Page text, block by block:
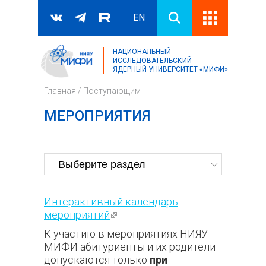
Форма поиска
Поиск
EN
НАЦИОНАЛЬНЫЙ
ИССЛЕДОВАТЕЛЬСКИЙ
ЯДЕРНЫЙ УНИВЕРСИТЕТ «МИФИ»
Главная / Поступающим
МЕРОПРИЯТИЯ
Интерактивный календарь
мероприятий(внешняя ссылка)
К участию в мероприятиях НИЯУ
МИФИ абитуриенты и их родители
допускаются только при